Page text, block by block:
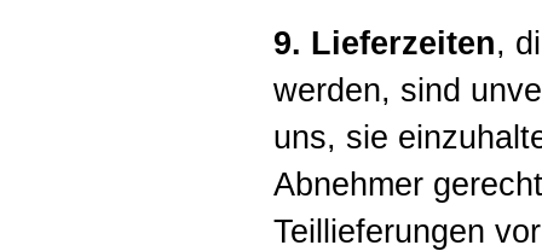
9. Lieferzeiten,
werden, sind
uns, sie
Abnehmer
Teillieferungen